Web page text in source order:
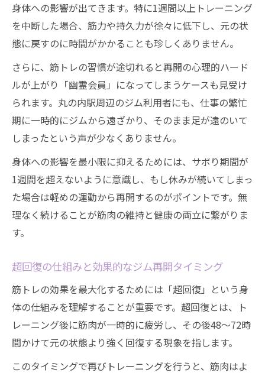
身体への影響が出てきます。特に1週間以上トレーニング
を中断した場合、筋力や持久力が徐々に低下し、元の状
態に戻すのに時間がかかることも珍しくありません。
さらに、筋トレの習慣が途切れると再開の心理的ハード
ルが上がり「幽霊会員」になってしまうケースも見受け
られます。丸の内駅周辺のジム利用者にも、仕事の繁忙
期に一時的にジムから遠ざかり、そのまま足が遠のいて
しまったという声が少なくありません。
身体への影響を最小限に抑えるためには、サボり期間が
1週間を超えないように意識し、もし休みが続いてしまっ
た場合は軽めの運動から再開するのがポイントです。無
理なく続けることが筋肉の維持と健康の両立に繋がりま
す。
超回復の仕組みと効果的なジム再開タイミング
筋トレの効果を最大化するためには「超回復」という身
体の仕組みを理解することが重要です。超回復とは、ト
レーニング後に筋肉が一時的に疲労し、その後48〜72時
間かけて元の状態より強く回復する現象を指します。
このタイミングで再びトレーニングを行うと、筋肉はよ